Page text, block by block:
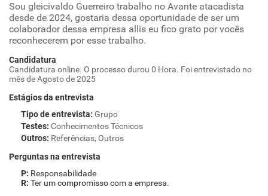
Sou gleicivaldo Guerreiro trabalho no Avante atacadista
desde de 2024, gostaria dessa oportunidade de ser um
colaborador dessa empresa allis eu fico grato por vocês
reconhecerem por esse trabalho.
Candidatura
Candidatura online. O processo durou 0 Hora. Foi entrevistado no
mês de Agosto de 2025
Estágios da entrevista
Tipo de entrevista: Grupo
Testes: Conhecimentos Técnicos
Outros: Referências, Outros
Perguntas na entrevista
Responsabilidade
Ter um compromisso com a empresa.